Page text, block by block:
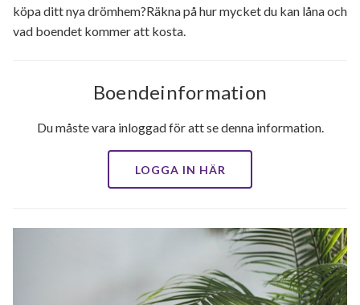
köpa ditt nya drömhem?Räkna på hur mycket du kan låna och
vad boendet kommer att kosta.
Boendeinformation
Du måste vara inloggad för att se denna information.
LOGGA IN HÄR